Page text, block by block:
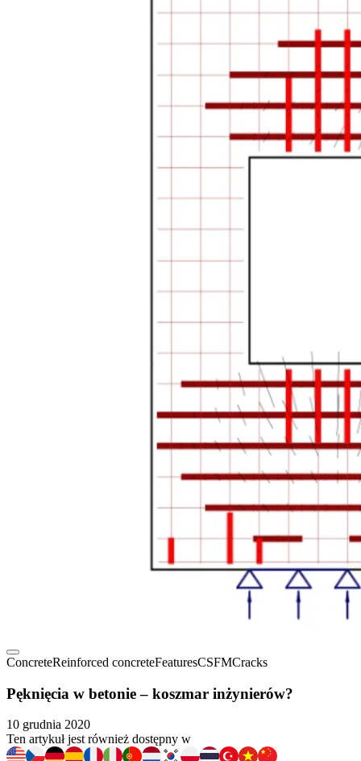
ConcreteReinforced concreteFeaturesCSFMCracks
Pęknięcia w betonie – koszmar inżynierów?
10 grudnia 2020
Ten artykuł jest również dostępny w